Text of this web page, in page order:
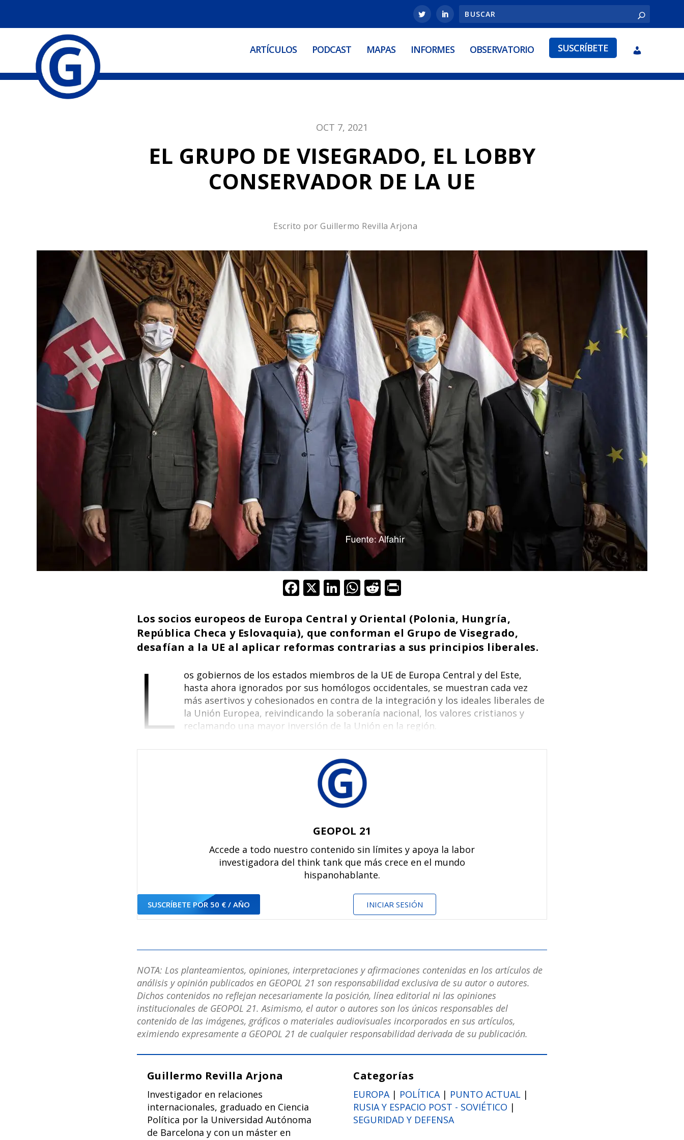
ARTÍCULOS PODCAST MAPAS INFORMES OBSERVATORIO SUSCRÍBETE
OCT 7, 2021
EL GRUPO DE VISEGRADO, EL LOBBY
CONSERVADOR DE LA UE
Escrito por Guillermo Revilla Arjona
F
e
b
o
o
k
X Li
k
e
dI
n
W
at
s
A
p
p
R
d
di
t
t
Los socios europeos de Europa Central y Oriental (Polonia, Hungría,
República Checa y Eslovaquia), que conforman el Grupo de Visegrado,
desafían a la UE al aplicar reformas contrarias a sus principios liberales.
L
os gobiernos de los estados miembros de la UE de Europa Central y del Este,
hasta ahora ignorados por sus homólogos occidentales, se muestran cada vez
más asertivos y cohesionados en contra de la integración y los ideales liberales de
la Unión Europea, reivindicando la soberanía nacional, los valores cristianos y
reclamando una mayor inversión de la Unión en la región.
GEOPOL 21
Accede a todo nuestro contenido sin límites y apoya la labor
investigadora del think tank que más crece en el mundo
hispanohablante.
SUSCRÍBETE POR 50 € / AÑO INICIAR SESIÓN
NOTA: Los planteamientos, opiniones, interpretaciones y afirmaciones contenidas en los artículos de
análisis y opinión publicados en GEOPOL 21 son responsabilidad exclusiva de su autor o autores.
Dichos contenidos no reflejan necesariamente la posición, línea editorial ni las opiniones
institucionales de GEOPOL 21. Asimismo, el autor o autores son los únicos responsables del
contenido de las imágenes, gráficos o materiales audiovisuales incorporados en sus artículos,
eximiendo expresamente a GEOPOL 21 de cualquier responsabilidad derivada de su publicación.
Guillermo Revilla Arjona
Investigador en relaciones
internacionales, graduado en Ciencia
Política por la Universidad Autónoma
de Barcelona y con un máster en
Categorías
EUROPA | POLÍTICA | PUNTO ACTUAL |
RUSIA Y ESPACIO POST - SOVIÉTICO |
SEGURIDAD Y DEFENSA